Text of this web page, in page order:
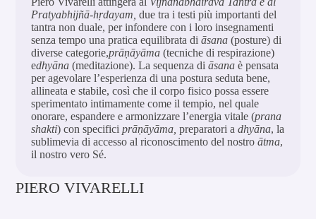
Pratyabhijñā-hṛdayam,due tra i testi più importanti del
tantra non duale, per infondere con i loro insegnamenti
senza tempo una pratica equilibrata diāsana(posture) di
diverse categorie,prāṇāyāma(tecniche di respirazione)
edhyāna (meditazione). La sequenza diāsanaè pensata
per agevolare l’esperienza di una postura seduta bene,
allineata e stabile, così che il corpo fisico possa essere
sperimentato intimamente come il tempio, nel quale
onorare, espandere e armonizzare l’energia vitale (prana
shakti) con specificiprāṇāyāma,preparatori adhyāna, la
sublimevia di accesso al riconoscimento del nostroātma,
il nostro vero Sé.
PIERO VIVARELLI